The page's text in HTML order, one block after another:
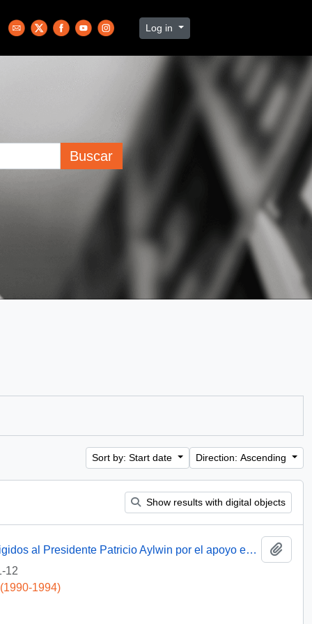
Log in
Buscar
Sort by: Start date Direction: Ascending
Show results with digital objects
[Agradecimientos del Obispo de Talca dirigidos al Presidente Patricio Aylwin por el apoyo en la reconstrucción de la Iglesia Matriz de Curicó]
12
1994)